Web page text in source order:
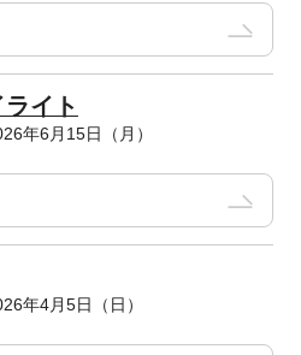
イト
年6月15日（月）
年4月5日（日）